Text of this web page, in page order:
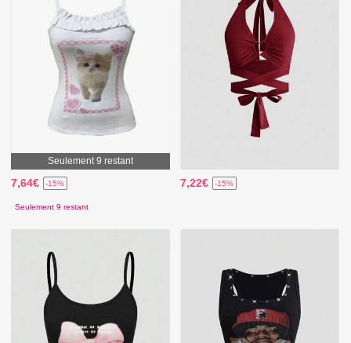
Seulement 9 restant
7,64€ -15%
Seulement 9 restant
7,22€ -15%